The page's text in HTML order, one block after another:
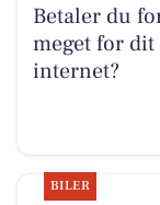
Betaler du
meget for dit
internet?
BILER